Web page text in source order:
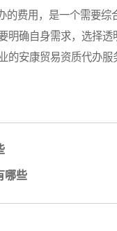
费用，是一个需要综
明确自身需求，选择
的安康贸易资质代办
哪些